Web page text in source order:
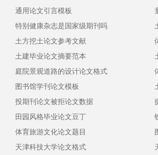
通用论文引言模板
特别健康杂志是国家级期刊吗
土方挖土论文参考文献
土建毕业论文摘要范本
庭院景观道路的设计论文格式
图书馆学刊论文模板
投期刊论文被拒论文数据
田园风格毕业论文豆丁
体育旅游文化论文题目
天津科技大学论文格式